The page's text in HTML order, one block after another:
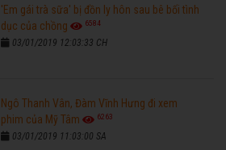
'Em gái trà sữa' bị đồn ly hôn sau bê bối tình
dục của chồng
6584
03/01/2019 12:03:33 CH
Ngô Thanh Vân, Đàm Vĩnh Hưng đi xem
phim của Mỹ Tâm
6263
03/01/2019 11:03:00 SA